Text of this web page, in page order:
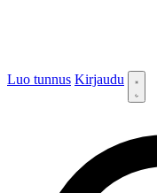
Luo tunnus Kirjaudu